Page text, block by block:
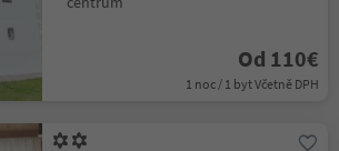
Od 110€
1 noc / 1 byt Včetně DPH